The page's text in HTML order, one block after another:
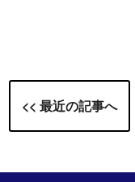
<< 最近の記事へ